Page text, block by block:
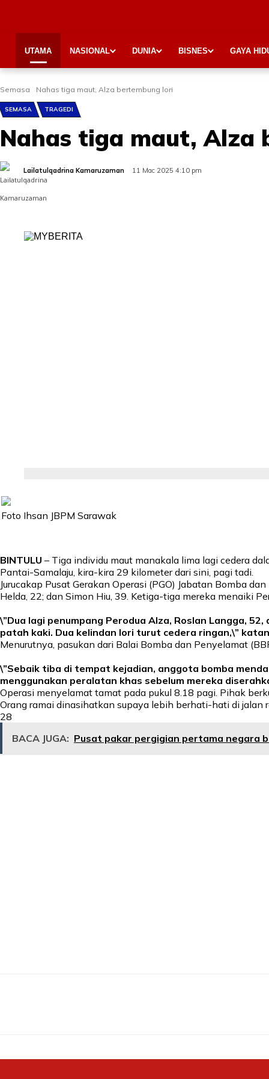
UTAMA NASIONAL DUNIA BISNES GAYA
Semasa Nahas tiga maut, Alza bertembung lori
SEMASA TRAGEDI
Nahas tiga maut, Alza
Lailatulqadrina Kamaruzaman 11 Mac 2025 4:10 pm
Share
Foto Ihsan JBPM Sarawak
BINTULU – Tiga individu maut manakala lima lagi cedera
Pantai-Samalaju, kira-kira 29 kilometer dari sini, pagi tadi.
Jurucakap Pusat Gerakan Operasi (PGO) Jabatan Bomba
Helda, 22; dan Simon Hiu, 39. Ketiga-tiga mereka menaiki
\”Dua lagi penumpang Perodua Alza, Roslan Langga,
patah kaki. Dua kelindan lori turut cedera ringan,\”
Menurutnya, pasukan dari Balai Bomba dan Penyelamat
\”Sebaik tiba di tempat kejadian, anggota bomba
menggunakan peralatan khas sebelum mereka
Operasi menyelamat tamat pada pukul 8.18 pagi. Pihak
Orang ramai dinasihatkan supaya lebih berhati-hati di
28
BACA JUGA: Pusat pakar pergigian pertama negara